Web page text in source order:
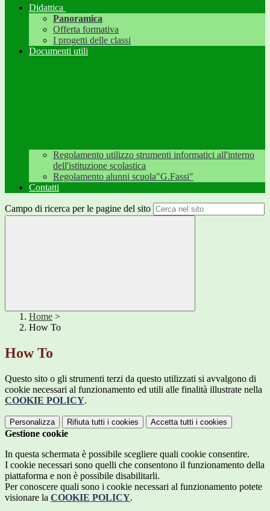
Didattica
Panoramica
Offerta formativa
I progetti delle classi
Documenti utili
Regolamento utilizzo strumenti informatici all'interno
dell'istituzione scolastica
Regolamento alunni scuola"G.Fassi"
Contatti
Campo di ricerca per le pagine del sito
Home >
How To
How To
Questo sito o gli strumenti terzi da questo utilizzati si avvalgono di
cookie necessari al funzionamento ed utili alle finalità illustrate nella
COOKIE POLICY.
Personalizza Rifiuta tutti i cookies Accetta tutti i cookies
Gestione cookie
In questa schermata è possibile scegliere quali cookie consentire.
I cookie necessari sono quelli che consentono il funzionamento della
piattaforma e non è possibile disabilitarli.
Per conoscere quali sono i cookie necessari al funzionamento potete
visionare la COOKIE POLICY.